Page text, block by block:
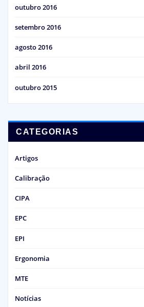
outubro 2016
setembro 2016
agosto 2016
abril 2016
outubro 2015
CATEGORIAS
Artigos
Calibração
CIPA
EPC
EPI
Ergonomia
MTE
Notícias